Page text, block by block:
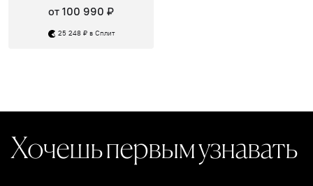
от 100 990 ₽
25 248 ₽ в Сплит
Хочешь первым узнавать